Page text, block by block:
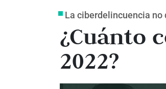
La ciberdelincuencia no
¿Cuánto
2022?